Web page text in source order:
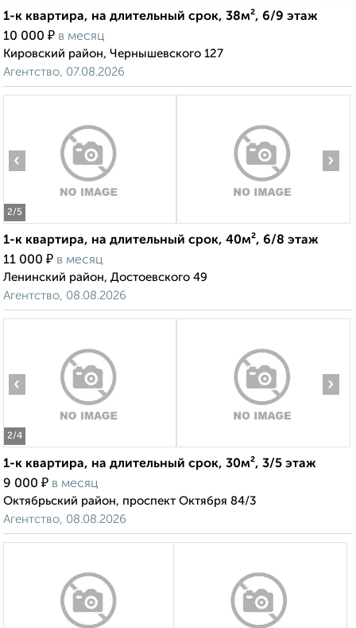
1-к квартира, на длительный срок, 38м², 6/9 этаж
10 000 ₽ в месяц
Кировский район, Чернышевского 127
Агентство, 07.08.2026
2/5
‹ ›
1-к квартира, на длительный срок, 40м², 6/8 этаж
11 000 ₽ в месяц
Ленинский район, Достоевского 49
Агентство, 08.08.2026
2/4
‹ ›
1-к квартира, на длительный срок, 30м², 3/5 этаж
9 000 ₽ в месяц
Октябрьский район, проспект Октября 84/3
Агентство, 08.08.2026